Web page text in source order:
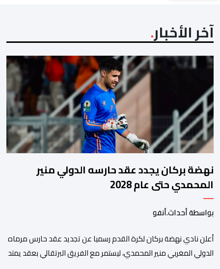
آخر الأخبار
نهضة بركان يجدد عقد حارسه الدولي منير
المحمدي حتى عام 2028
بواسطة أحداث.أنفو
​أعلن نادي نهضة بركان لكرة القدم رسميا عن تجديد عقد حارس مرماه
الدولي المغربي منير المحمدي، ليستمر مع الفريق البرتقالي بعقد يمتد